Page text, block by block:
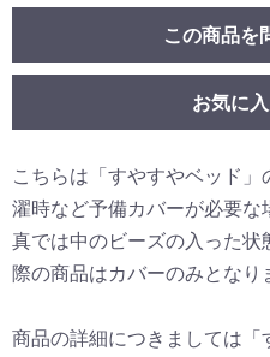
この商品を
お気に
こちらは「すやすやベッド
濯時など予備カバーが必要
真では中のビーズの入った
際の商品はカバーのみとなり
商品の詳細につきましては「